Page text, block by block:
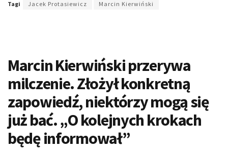
Tagi Jacek Protasiewicz Marcin Kierwiński
Marcin Kierwiński przerywa
milczenie. Złożył konkretną
zapowiedź, niektórzy mogą się
już bać. „O kolejnych krokach
będę informował”